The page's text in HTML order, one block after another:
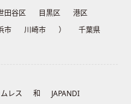
田谷区 目黒区
港区
市 川崎市 ）
千葉県
レス 和
JAPANDI